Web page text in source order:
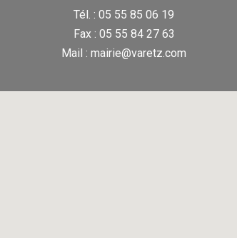
Tél. : 05 55 85 06 19
Fax : 05 55 84 27 63
Mail : mairie@varetz.com